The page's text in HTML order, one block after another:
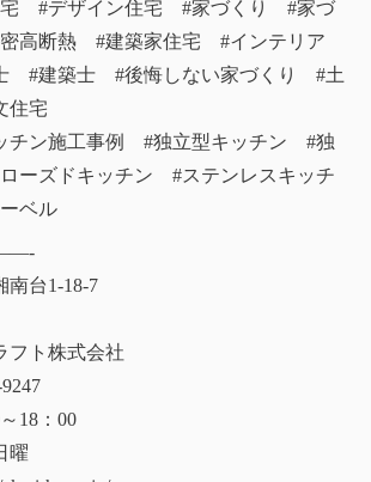
#デザイン住宅 #家づくり #家づ
高断熱 #建築家住宅 #インテリア
#建築士 #後悔しない家づくり #土
住宅
チン施工事例 #独立型キッチン #独
ーズドキッチン #ステンレスキッチ
ベル
南台1-18-7
フト株式会社
18：00
曜